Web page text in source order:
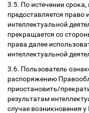
3.5. По истечении
предоставляется право
интеллектуальной
прекращается со
права далее
интеллектуальной
3.6. Пользователь
распоряжению
приостановить/
результатам
случае возникновения